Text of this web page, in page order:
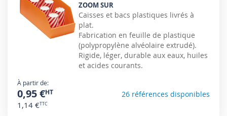
ZOOM SUR
Caisses et bacs plastiques livrés à
plat.
Fabrication en feuille de plastique
(polypropylène alvéolaire extrudé).
Rigide, léger, durable aux eaux, huiles
et acides courants.
À partir de
0,95 €
1,14 €
26 références disponibles